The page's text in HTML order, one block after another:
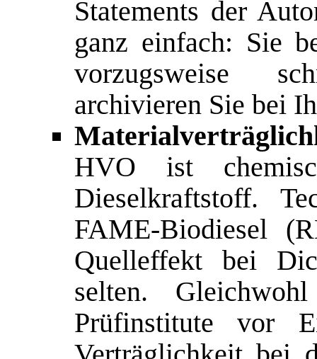
Statements der
ganz einfach: Sie
vorzugsweise
archivieren Sie bei
HVO ist
Dieselkraftstoff.
FAME-Biodiesel
Quelleffekt bei
selten.
Prüfinstitute vor